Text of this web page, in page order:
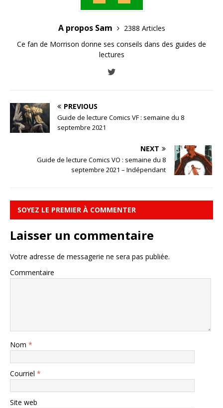
A propos Sam
2388 Articles
Ce fan de Morrison donne ses conseils dans des guides de
lectures
PREVIOUS
Guide de lecture Comics VF : semaine du 8
septembre 2021
NEXT
Guide de lecture Comics VO : semaine du 8
septembre 2021 – Indépendant
SOYEZ LE PREMIER À COMMENTER
Laisser un commentaire
Votre adresse de messagerie ne sera pas publiée.
Commentaire
Nom *
Courriel *
Site web